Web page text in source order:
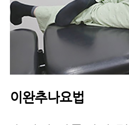
이완추나요법